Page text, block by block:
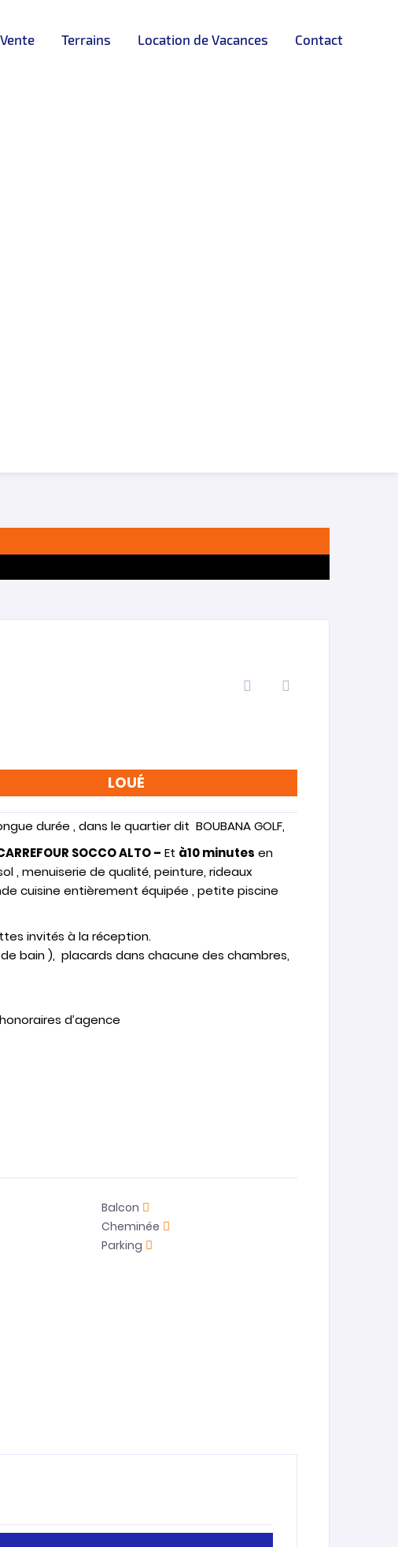
Vente Terrains Location de Vacances Contact
LOUÉ
durée , dans le quartier dit BOUBANA GOLF,
SOCCO ALTO – Et à10 minutes en
, menuiserie de qualité, peinture, rideaux
cuisine entièrement équipée , petite piscine
invités à la réception.
bain ), placards dans chacune des chambres,
d’agence
Balcon
Cheminée
Parking